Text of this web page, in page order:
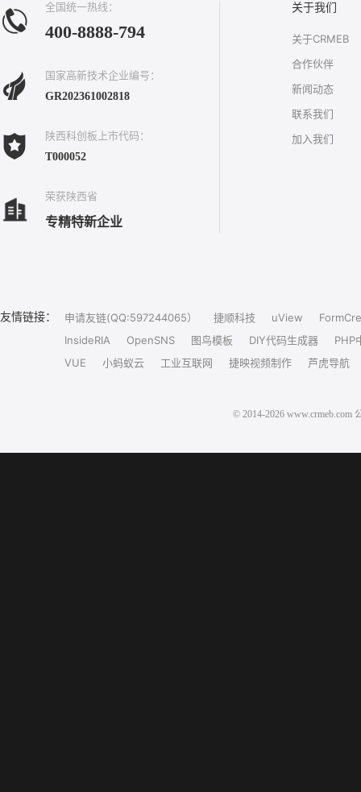
全国统一热线：
400-8888-794
国家高新技术企业编号：
GR202361002818
陕西科创板上市代码：
T000052
荣获陕西省
专精特新企业
关于我们
关于CRMEB
合作伙伴
新闻动态
联系我们
加入我们
友情链接： 申请友链(QQ:597244065） 捷顺科技 uView
InsideRIA
OpenSNS 图鸟模板 DIY代码生成器
PHP
VUE
小蚂蚁云 工业互联网 捷映视频制作 芦虎导航
© 2014-2026